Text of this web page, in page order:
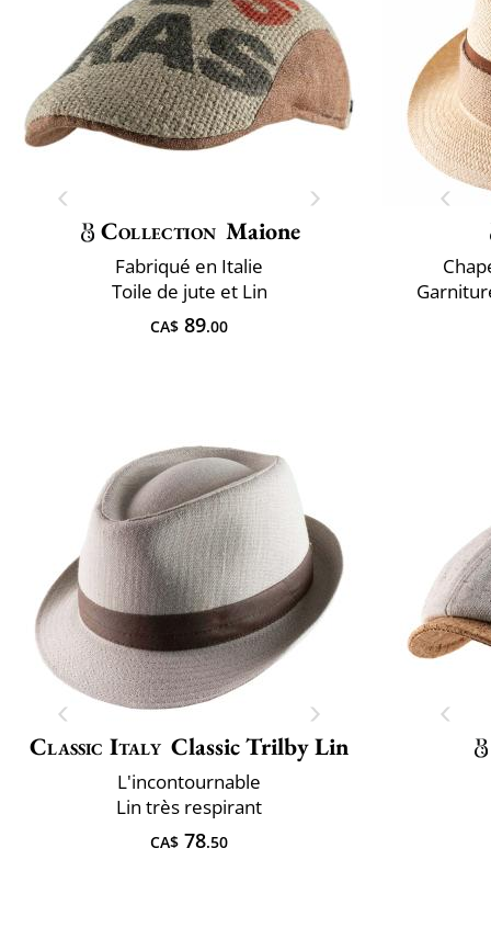
Collection Maione
Fabriqué en Italie
Toile de jute et Lin
CA$ 89.00
Classic Italy Classic Trilby Lin
L'incontournable
Lin très respirant
CA$ 78.50